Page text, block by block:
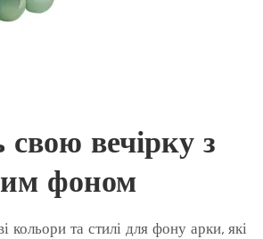
свою вечірку з
фоном
кольори та стилі для фону арки, які